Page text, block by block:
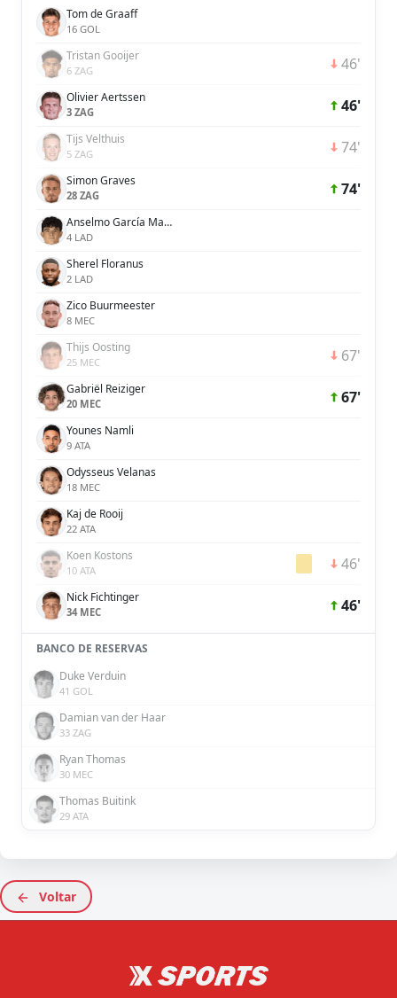
Tom de Graaff
16 GOL
Tristan Gooijer
6 ZAG 46'
Olivier Aertssen
3 ZAG 46'
Tijs Velthuis
5 ZAG 74'
Simon Graves
28 ZAG 74'
Anselmo García MacNulty
4 LAD
Sherel Floranus
2 LAD
Zico Buurmeester
8 MEC
Thijs Oosting
25 MEC 67'
Gabriël Reiziger
20 MEC 67'
Younes Namli
9 ATA
Odysseus Velanas
18 MEC
Kaj de Rooij
22 ATA
Koen Kostons
10 ATA 46'
Nick Fichtinger
34 MEC 46'
BANCO DE RESERVAS
Duke Verduin
41 GOL
Damian van der Haar
33 ZAG
Ryan Thomas
30 MEC
Thomas Buitink
29 ATA
Voltar